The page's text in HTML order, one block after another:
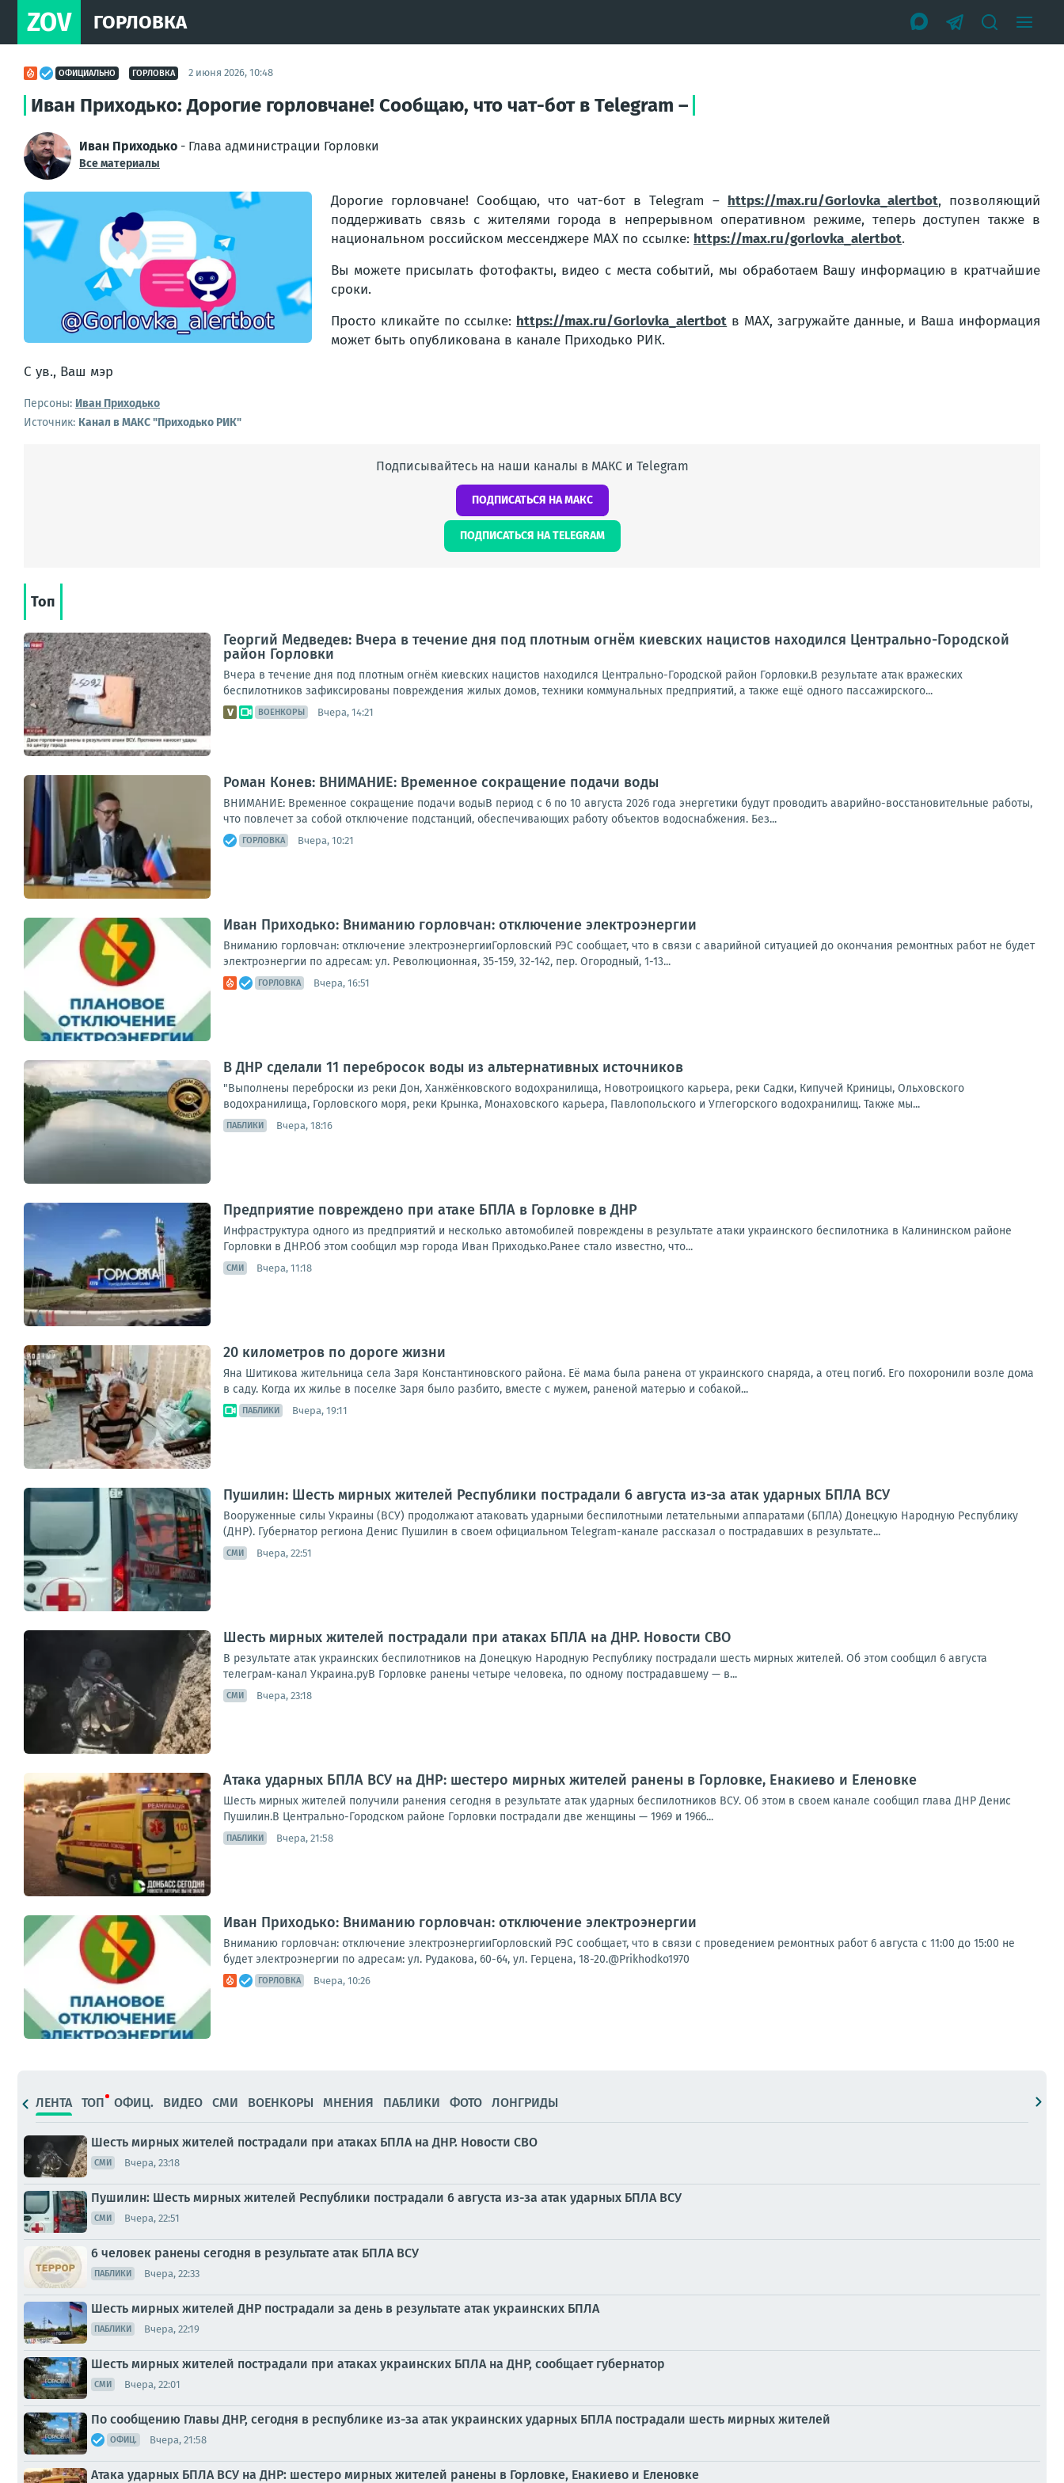
ZOV ГОРЛОВКА
ОФИЦИАЛЬНО ГОРЛОВКА 2 июня 2026, 10:48
Иван Приходько: Дорогие горловчане! Сообщаю, что чат-бот в Telegram –
Иван Приходько - Глава администрации Горловки
Все материалы
Дорогие горловчане! Сообщаю, что чат-бот в Telegram – https://max.ru/Gorlovka_alertbot, позволяющий
поддерживать связь с жителями города в непрерывном оперативном режиме, теперь доступен также в
национальном российском мессенджере MAX по ссылке: https://max.ru/gorlovka_alertbot.
Вы можете присылать фотофакты, видео с места событий, мы обработаем Вашу информацию в кратчайшие
сроки.
Просто кликайте по ссылке: https://max.ru/Gorlovka_alertbot в MAX, загружайте данные, и Ваша информация
может быть опубликована в канале Приходько РИК.
С ув., Ваш мэр
Персоны: Иван Приходько
Источник: Канал в МАКС "Приходько РИК"
Подписывайтесь на наши каналы в МАКС и Telegram
ПОДПИСАТЬСЯ НА МАКС
ПОДПИСАТЬСЯ НА TELEGRAM
Топ
Георгий Медведев: Вчера в течение дня под плотным огнём киевских нацистов находился Центрально-Городской
район Горловки
Вчера в течение дня под плотным огнём киевских нацистов находился Центрально-Городской район Горловки.В результате атак вражеских
беспилотников зафиксированы повреждения жилых домов, техники коммунальных предприятий, а также ещё одного пассажирского...
ВОЕНКОРЫ Вчера, 14:21
Роман Конев: ВНИМАНИЕ: Временное сокращение подачи воды
ВНИМАНИЕ: Временное сокращение подачи водыВ период с 6 по 10 августа 2026 года энергетики будут проводить аварийно-восстановительные работы,
что повлечет за собой отключение подстанций, обеспечивающих работу объектов водоснабжения. Без...
ГОРЛОВКА Вчера, 10:21
Иван Приходько: Вниманию горловчан: отключение электроэнергии
Вниманию горловчан: отключение электроэнергииГорловский РЭС сообщает, что в связи с аварийной ситуацией до окончания ремонтных работ не будет
электроэнергии по адресам: ул. Революционная, 35-159, 32-142, пер. Огородный, 1-13...
ГОРЛОВКА Вчера, 16:51
В ДНР сделали 11 перебросок воды из альтернативных источников
"Выполнены переброски из реки Дон, Ханжёнковского водохранилища, Новотроицкого карьера, реки Садки, Кипучей Криницы, Ольховского
водохранилища, Горловского моря, реки Крынка, Монаховского карьера, Павлопольского и Углегорского водохранилищ. Также мы...
ПАБЛИКИ Вчера, 18:16
Предприятие повреждено при атаке БПЛА в Горловке в ДНР
Инфраструктура одного из предприятий и несколько автомобилей повреждены в результате атаки украинского беспилотника в Калининском районе
Горловки в ДНР.Об этом сообщил мэр города Иван Приходько.Ранее стало известно, что...
СМИ Вчера, 11:18
20 километров по дороге жизни
Яна Шитикова жительница села Заря Константиновского района. Её мама была ранена от украинского снаряда, а отец погиб. Его похоронили возле дома
в саду. Когда их жилье в поселке Заря было разбито, вместе с мужем, раненой матерью и собакой...
ПАБЛИКИ Вчера, 19:11
Пушилин: Шесть мирных жителей Республики пострадали 6 августа из-за атак ударных БПЛА ВСУ
Вооруженные силы Украины (ВСУ) продолжают атаковать ударными беспилотными летательными аппаратами (БПЛА) Донецкую Народную Республику
(ДНР). Губернатор региона Денис Пушилин в своем официальном Telegram-канале рассказал о пострадавших в результате...
СМИ Вчера, 22:51
Шесть мирных жителей пострадали при атаках БПЛА на ДНР. Новости СВО
В результате атак украинских беспилотников на Донецкую Народную Республику пострадали шесть мирных жителей. Об этом сообщил 6 августа
телеграм-канал Украина.руВ Горловке ранены четыре человека, по одному пострадавшему — в...
СМИ Вчера, 23:18
Атака ударных БПЛА ВСУ на ДНР: шестеро мирных жителей ранены в Горловке, Енакиево и Еленовке
Шесть мирных жителей получили ранения сегодня в результате атак ударных беспилотников ВСУ. Об этом в своем канале сообщил глава ДНР Денис
Пушилин.В Центрально-Городском районе Горловки пострадали две женщины — 1969 и 1966...
ПАБЛИКИ Вчера, 21:58
Иван Приходько: Вниманию горловчан: отключение электроэнергии
Вниманию горловчан: отключение электроэнергииГорловский РЭС сообщает, что в связи с проведением ремонтных работ 6 августа с 11:00 до 15:00 не
будет электроэнергии по адресам: ул. Рудакова, 60-64, ул. Герцена, 18-20.@Prikhodko1970
ГОРЛОВКА Вчера, 10:26
ЛЕНТА ТОП ОФИЦ. ВИДЕО СМИ ВОЕНКОРЫ МНЕНИЯ ПАБЛИКИ ФОТО ЛОНГРИДЫ
Шесть мирных жителей пострадали при атаках БПЛА на ДНР. Новости СВО
СМИ Вчера, 23:18
Пушилин: Шесть мирных жителей Республики пострадали 6 августа из-за атак ударных БПЛА ВСУ
СМИ Вчера, 22:51
6 человек ранены сегодня в результате атак БПЛА ВСУ
ПАБЛИКИ Вчера, 22:33
Шесть мирных жителей ДНР пострадали за день в результате атак украинских БПЛА
ПАБЛИКИ Вчера, 22:19
Шесть мирных жителей пострадали при атаках украинских БПЛА на ДНР, сообщает губернатор
СМИ Вчера, 22:01
По сообщению Главы ДНР, сегодня в республике из-за атак украинских ударных БПЛА пострадали шесть мирных жителей
ОФИЦ. Вчера, 21:58
Атака ударных БПЛА ВСУ на ДНР: шестеро мирных жителей ранены в Горловке, Енакиево и Еленовке